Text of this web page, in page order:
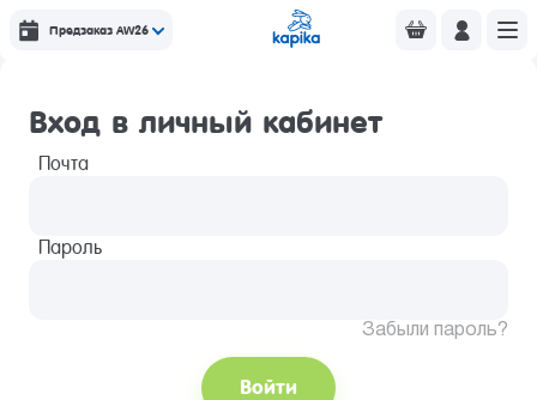
Предзаказ AW26
Вход в личный кабинет
Почта
Пароль
Забыли пароль?
Войти